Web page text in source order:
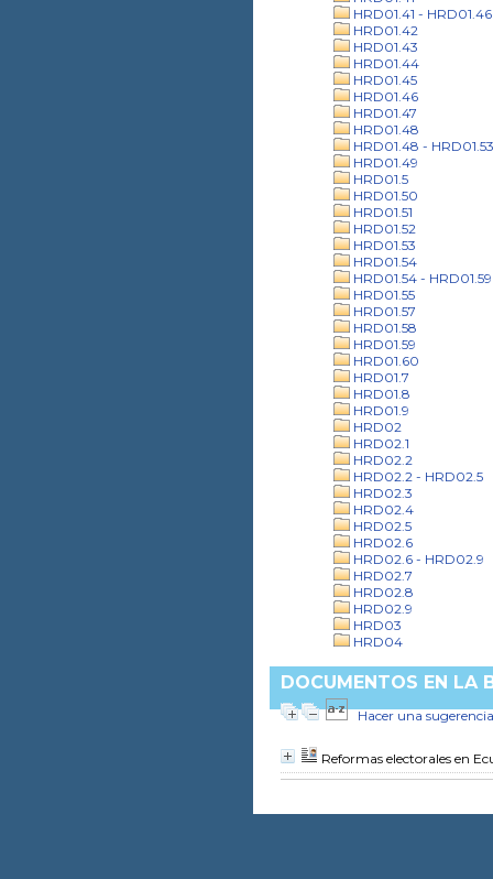
HRD01.41 - HRD01.46
HRD01.42
HRD01.43
HRD01.44
HRD01.45
HRD01.46
HRD01.47
HRD01.48
HRD01.48 - HRD01.53
HRD01.49
HRD01.5
HRD01.50
HRD01.51
HRD01.52
HRD01.53
HRD01.54
HRD01.54 - HRD01.59
HRD01.55
HRD01.57
HRD01.58
HRD01.59
HRD01.60
HRD01.7
HRD01.8
HRD01.9
HRD02
HRD02.1
HRD02.2
HRD02.2 - HRD02.5
HRD02.3
HRD02.4
HRD02.5
HRD02.6
HRD02.6 - HRD02.9
HRD02.7
HRD02.8
HRD02.9
HRD03
HRD04
DOCUMENTOS EN LA
Hacer una sugerencia
Reformas electorales en